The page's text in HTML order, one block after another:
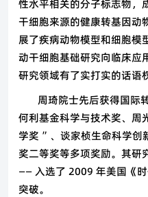
性水平相关的分子标志物，
干细胞来源的健康转基因动
展了疾病动物模型和细胞模
动干细胞基础研究向临床应
研究领域有了实打实的话语
周琦院士先后获得国际
何利基金科学与技术奖、周
学奖 ”、谈家桢生命科学创
奖二等奖等多项奖励。其研
—— 入选了 2009 年美国《
突破。